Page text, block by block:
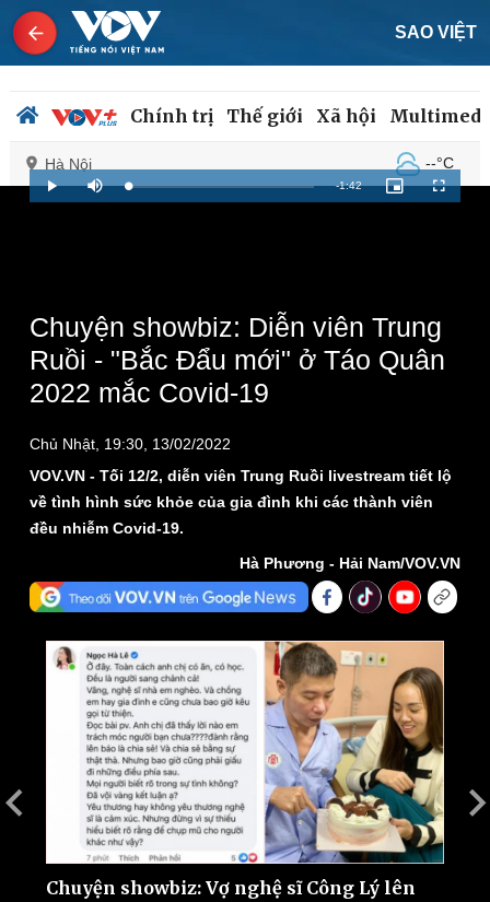
SAO VIỆT
Chính trị Thế giới Xã hội
Hà Nội --°C
Tổ chức nhân sự
Quốc hội
Nhận diện sự thật
Dự báo thời tiết
Giáo dục
Dấu ấn VOV
Việc làm
Cuộc sống đó đây
Multimedia
Video
Ảnh
E-Magazine
Infographic
Play Mute Loaded:
0%
Remaining
-1:42
Picture-
in-
Fullscreen
Chuyện showbiz: Diễn viên Trung
Ruồi - "Bắc Đẩu mới" ở Táo Quân
2022 mắc Covid-19
Chủ Nhật, 19:30, 13/02/2022
VOV.VN - Tối 12/2, diễn viên Trung Ruồi livestream tiết lộ
về tình hình sức khỏe của gia đình khi các thành viên
đều nhiễm Covid-19.
Hà Phương - Hải Nam/VOV.VN
Chuyện showbiz: Vợ nghệ sĩ Công Lý lên